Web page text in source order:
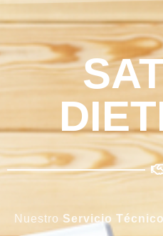
Nuestro Servicio